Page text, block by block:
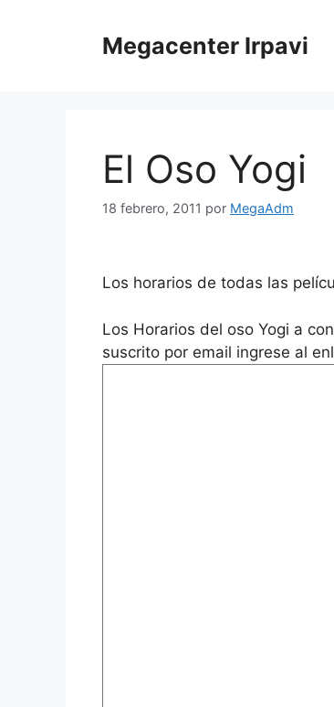
Megacenter Irpavi
El Oso Yogi
18 febrero, 2011 por MegaAdm
Los horarios de todas las
Los Horarios del oso Yogi a
suscrito por email ingrese al